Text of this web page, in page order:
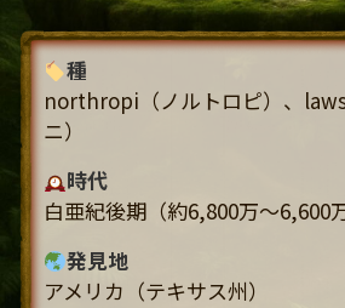
種
northropi（ノルトロピ）、
ニ）
時代
白亜紀後期（約6,800万〜6,600
発見地
アメリカ（テキサス州）